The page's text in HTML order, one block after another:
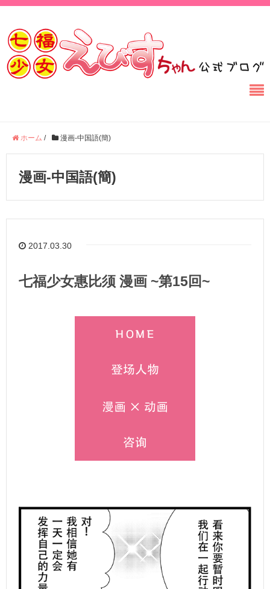
ホーム / 漫画-中国語(簡)
漫画-中国語(簡)
2017.03.30
七福少女惠比须 漫画 ~第15回~